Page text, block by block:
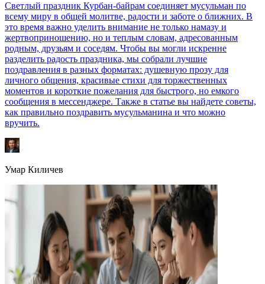
Светлый праздник Курбан-байрам соединяет мусульман по
всему миру в общей молитве, радости и заботе о ближних. В
это время важно уделить внимание не только намазу и
жертвоприношению, но и теплым словам, адресованным
родным, друзьям и соседям. Чтобы вы могли искренне
разделить радость праздника, мы собрали лучшие
поздравления в разных форматах: душевную прозу для
личного общения, красивые стихи для торжественных
моментов и короткие пожелания для быстрого, но емкого
сообщения в мессенджере. Также в статье вы найдете советы,
как правильно поздравить мусульманина и что можно
вручить.
Умар Киличев